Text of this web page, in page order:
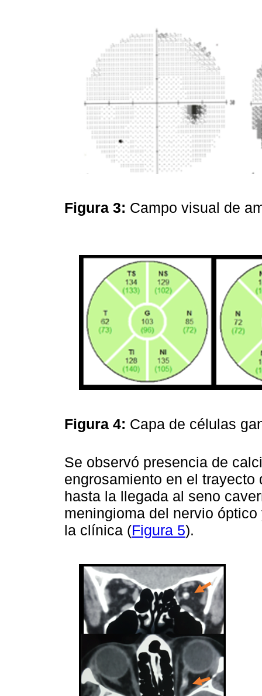
Figura 3: Campo visual de
Figura 4: Capa de células
Se observó presencia de
engrosamiento en el
hasta la llegada al seno
meningioma del nervio
la clínica (Figura 5).